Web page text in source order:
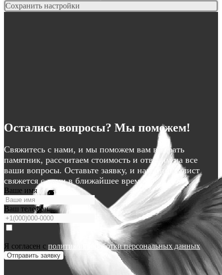
Сохранить настройки
Остались вопросы? Мы поможем!
Свяжитесь с нами, и мы поможем вам выбрать
памятник, рассчитаем стоимость и ответим на все
ваши вопросы. Оставьте заявку, и наш специалист
свяжется с вами в ближайшее время.
Ваше имя
Ваш телефон
Я согласен с политикой обработки персональных данных
Отправить заявку